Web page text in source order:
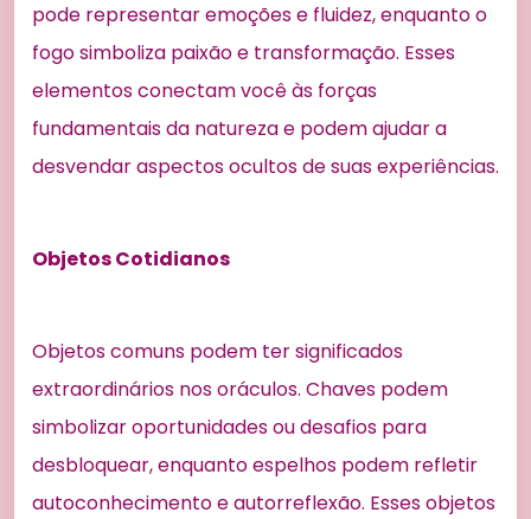
pode representar emoções e fluidez, enquanto o
fogo simboliza paixão e transformação. Esses
elementos conectam você às forças
fundamentais da natureza e podem ajudar a
desvendar aspectos ocultos de suas experiências.
Objetos Cotidianos
Objetos comuns podem ter significados
extraordinários nos oráculos. Chaves podem
simbolizar oportunidades ou desafios para
desbloquear, enquanto espelhos podem refletir
autoconhecimento e autorreflexão. Esses objetos